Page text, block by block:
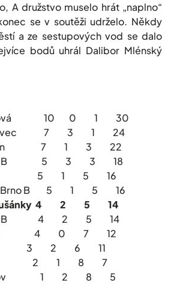
A družstvo muselo hrát „naplno“
se v soutěži udrželo. Někdy
a ze sestupových vod se dalo
bodů uhrál Dalibor Mlénský
10 0 1 30
Lipovec 7 3 1 24
Vsetín 7 1 3 22
B 5 3 3 18
5 1 5 16
Brno B 5 1 5 16
Prušánky 4 2 5 14
B 4 2 5 14
BVK B 4 0 7 12
3 2 6 11
2 1 8 7
1 2 8 5